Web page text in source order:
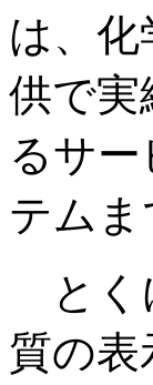
は、
供で実
るサ
テム
とく
質の表